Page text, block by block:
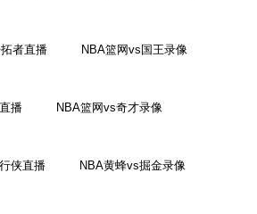
者直播 NBA篮网vs国王录像
播 NBA篮网vs奇才录像
侠直播 NBA黄蜂vs掘金录像